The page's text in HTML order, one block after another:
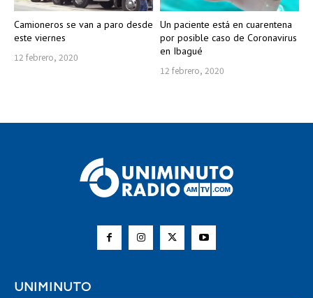
Camioneros se van a paro desde
este viernes
12 febrero, 2020
Un paciente está en cuarentena
por posible caso de Coronavirus
en Ibagué
12 febrero, 2020
UNIMINUTO